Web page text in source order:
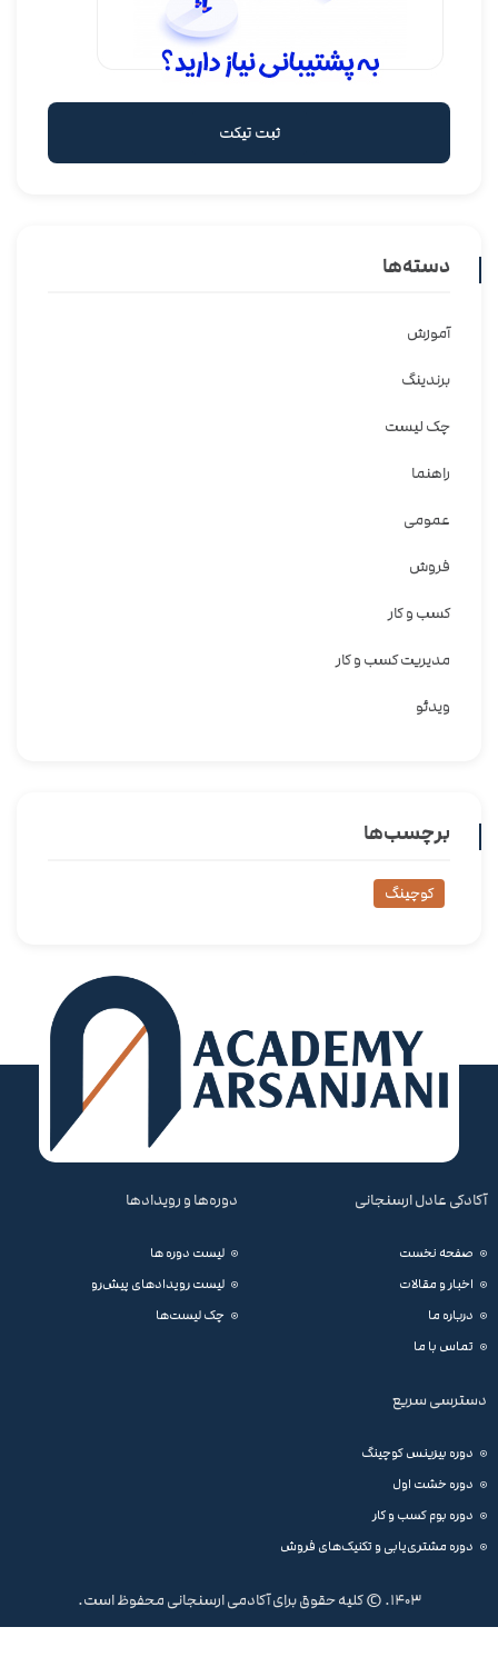
ثبت تیکت
دسته‌ها
آموزش
برندینگ
چک لیست
راهنما
عمومی
فروش
کسب و کار
مدیریت کسب و کار
ویدئو
برچسب‌ها
کوچینگ
آکادکی عادل ارسنجانی
صفحه نخست
اخبار و مقالات
درباره ما
تماس با ما
دوره‌ها و رویدادها
لیست دوره ها
لیست رویدادهای پیش‌رو
چک لیست‌ها
دسترسی سریع
دوره بیزینس کوچینگ
دوره خشت اول
دوره بوم کسب و کار
دوره مشتری‌یابی و تکنیک‌های فروش
1403. © کلیه حقوق برای آکادمی ارسنجانی محفوظ است.